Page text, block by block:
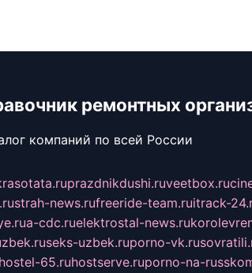
ремонтных
компаний по всей России
prazdnikdushi.ruveetbox.ru
strah-news.rufreeride-team.ruitrack-
a-cdc.ruelektrostal-news.ru
seks-uzbek.ruporno-vk.ru
hostel-65.ruhostserve.ruporno-na-